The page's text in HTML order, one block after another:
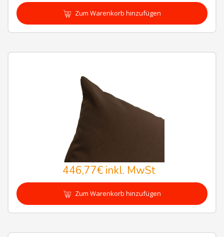
Zum Warenkorb hinzufügen
446,77€inkl. MwSt
Zum Warenkorb hinzufügen